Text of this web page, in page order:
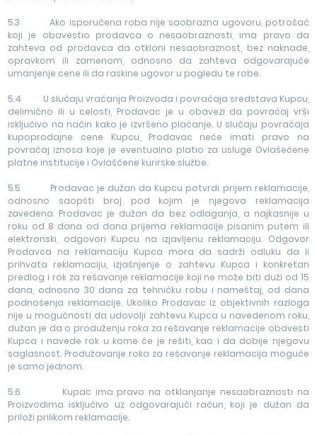
5.3 Ako isporučena roba nije saobrazna ugovoru, potrošač
koji je obavestio prodavca o nesaobraznosti, ima pravo da
zahteva od prodavca da otkloni nesaobraznost, bez naknade,
opravkom ili zamenom, odnosno da zahteva odgovarajuće
umanjenje cene ili da raskine ugovor u pogledu te robe.
5.4 U slučaju vraćanja Proizvoda i povraćaja sredstava Kupcu,
delimično ili u celosti, Prodavac je u obavezi da povraćaj vrši
isključivo na način kako je izvršeno plaćanje. U slučaju povraćaja
kupoprodajne cene Kupcu, Prodavac neće imati pravo na
povraćaj iznosa koje je eventualno platio za usluge Ovlašećene
platne institucije i Ovlašćene kurirske službe.
5.5 Prodavac je dužan da Kupcu potvrdi prijem reklamacije,
odnosno saopšti broj pod kojim je njegova reklamacija
zavedena. Prodavac je dužan da bez odlaganja, a najkasnije u
roku od 8 dana od dana prijema reklamacije pisanim putem ili
elektronski, odgovori Kupcu na izjavljenu reklamaciju. Odgovor
Prodavca na reklamaciju Kupca mora da sadrži odluku da li
prihvata reklamaciju, izjašnjenje o zahtevu Kupca i konkretan
predlog i rok za rešavanje reklamacije koji ne može biti duži od 15
dana, odnosno 30 dana za tehničku robu i nameštaj, od dana
podnošenja reklamacije. Ukoliko Prodavac iz objektivnih razloga
nije u mogućnosti da udovolji zahtevu Kupca u navedenom roku,
dužan je da o produženju roka za rešavanje reklamacije obavesti
Kupca i navede rok u kome će je rešiti, kao i da dobije njegovu
saglasnost. Produžavanje roka za rešavanje reklamacija moguće
je samo jednom.
5.6 Kupac ima pravo na otklanjanje nesaobraznosti na
Proizvodima isključivo uz odgovarajući račun, koji je dužan da
priloži prilikom reklamacije.